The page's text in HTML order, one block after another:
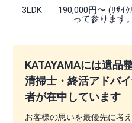
3LDK
190,000円〜 (ﾘｻｲ
って参ります
KATAYAMAには遺品
清掃士・終活アドバ
者が在中しています
お客様の思いを最優先に考